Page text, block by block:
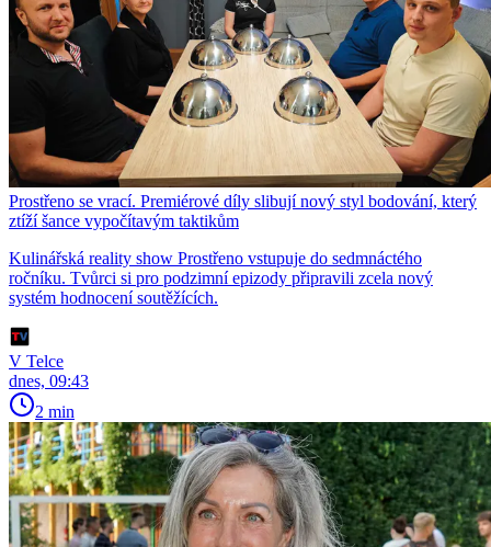
Prostřeno se vrací. Premiérové díly slibují nový styl bodování, který
ztíží šance vypočítavým taktikům
Kulinářská reality show Prostřeno vstupuje do sedmnáctého
ročníku. Tvůrci si pro podzimní epizody připravili zcela nový
systém hodnocení soutěžících.
V Telce
dnes, 09:43
2 min